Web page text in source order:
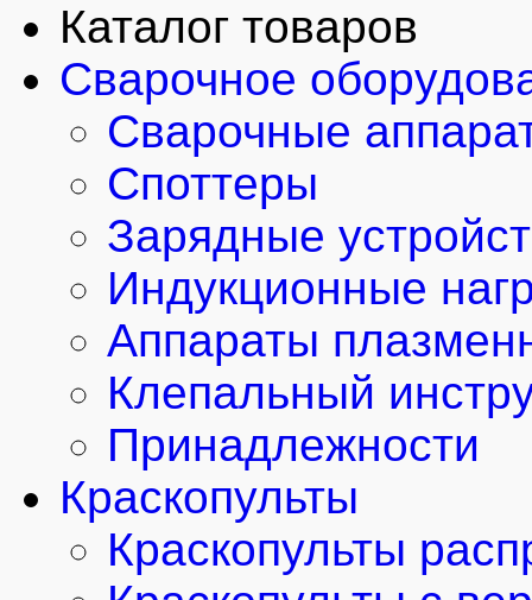
Каталог товаров
Сварочное
Сварочные
Споттеры
Зарядные
Индукционные
Аппараты
Клепальный
Принадлежности
Краскопульты
Краскопульты